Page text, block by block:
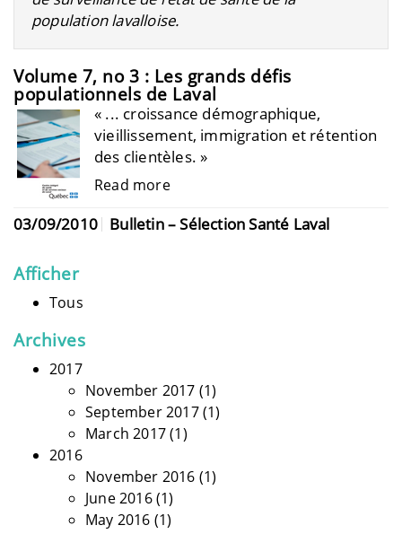
population lavalloise.
Volume 7, no 3 : Les grands défis
populationnels de Laval
« ... croissance démographique,
vieillissement, immigration et rétention
des clientèles. »
Read more
03/09/2010 Bulletin – Sélection Santé Laval
Afficher
Tous
Archives
2017
November 2017 (1)
September 2017(1)
March 2017(1)
2016
November 2016 (1)
June 2016(1)
May 2016 (1)